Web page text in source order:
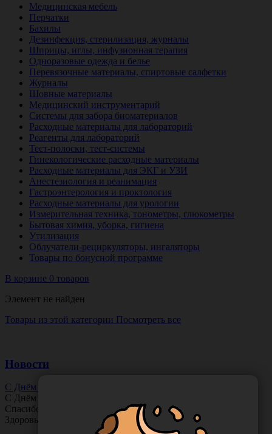
Медицинская мебель
Перчатки
Бахилы
Дезинфекция, стерилизация, журналы
Шприцы, иглы, инфузионная терапия
Одноразовые одежда и белье
Перевязочные материалы, спиртовые салфетки
Журналы
Шовные материалы
Медицинский инструментарий
Системы для забора биоматериалов
Расходные материалы для лабораторий
Реагенты для лабораторий
Тест-полоски, тест-системы
Гинекологические расходные материалы
Расходные материалы для ЭКГ и УЗИ
Анестезиология и реанимация
Гастроэнтерология и проктология
Расходные материалы для урологии
Измерительная техника, тонометры, глюкометры
Бытовая химия, уборка, гигиена
Утилизация
Облучатели-рециркуляторы, ингаляторы
Товары по бонусной программе
В корзине 0 товаров
Элемент не найден
Товары из этой категории Посмотреть все
Новости
С Днём Офтальмолога!
С Днём
Спасибо за ясное зрение и заботу о пациентах.
Здоровья вам и новых профессиональных побед!